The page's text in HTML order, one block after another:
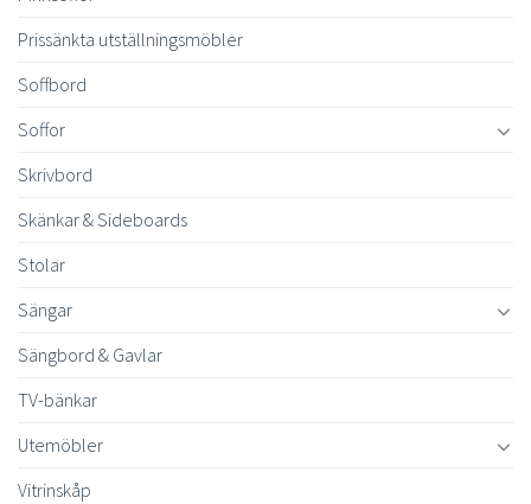
Prissänkta utställningsmöbler
Soffbord
Soffor
Skrivbord
Skänkar & Sideboards
Stolar
Sängar
Sängbord & Gavlar
TV-bänkar
Utemöbler
Vitrinskåp